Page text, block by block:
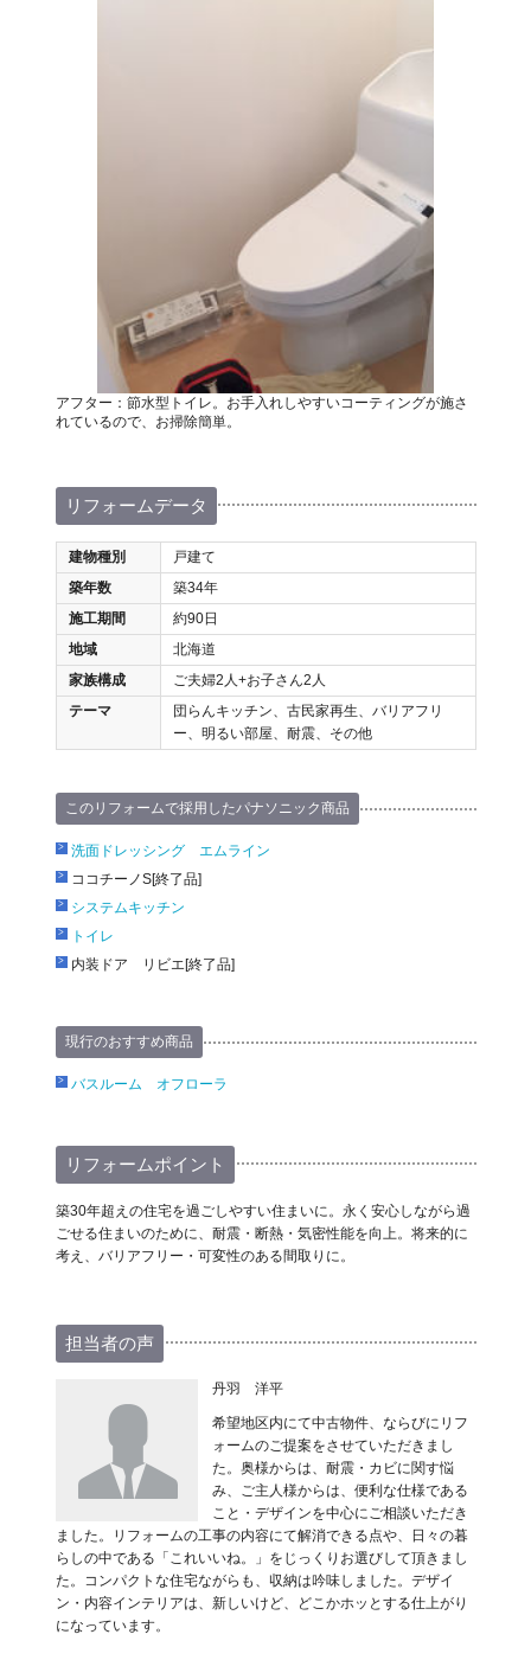
アフター：節水型トイレ。お手入れしやすいコーティングが施さ
れているので、お掃除簡単。
リフォームデータ
建物種別
戸建て
築年数
築34年
施工期間
約90日
地域
北海道
家族構成
ご夫婦2人+お子さん2人
テーマ
団らんキッチン、古民家再生、バリアフリ
ー、明るい部屋、耐震、その他
このリフォームで採用したパナソニック商品
洗面ドレッシング エムライン
ココチーノS[終了品]
システムキッチン
トイレ
内装ドア リビエ[終了品]
現行のおすすめ商品
バスルーム オフローラ
リフォームポイント
築30年超えの住宅を過ごしやすい住まいに。永く安心しながら過
ごせる住まいのために、耐震・断熱・気密性能を向上。将来的に
考え、バリアフリー・可変性のある間取りに。
担当者の声
丹羽 洋平
希望地区内にて中古物件、ならびにリフ
ォームのご提案をさせていただきまし
た。奥様からは、耐震・カビに関す悩
み、ご主人様からは、便利な仕様である
こと・デザインを中心にご相談いただき
ました。リフォームの工事の内容にて解消できる点や、日々の暮
らしの中である「これいいね。」をじっくりお選びして頂きまし
た。コンパクトな住宅ながらも、収納は吟味しました。デザイ
ン・内容インテリアは、新しいけど、どこかホッとする仕上がり
になっています。